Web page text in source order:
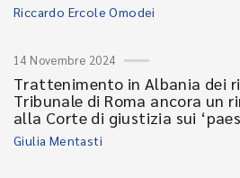
Riccardo Ercole Omodei
14 Novembre 2024
Trattenimento in Albania dei
Tribunale di Roma ancora un
alla Corte di giustizia sui
Giulia Mentasti